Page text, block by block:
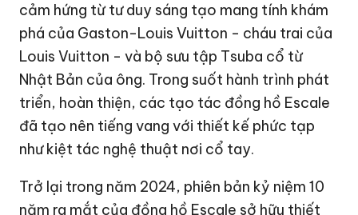
cảm hứng từ tư duy sáng tạo mang tính khám
phá của Gaston-Louis Vuitton - cháu trai của
Louis Vuitton - và bộ sưu tập Tsuba cổ từ
Nhật Bản của ông. Trong suốt hành trình phát
triển, hoàn thiện, các tạo tác đồng hồ Escale
đã tạo nên tiếng vang với thiết kế phức tạp
như kiệt tác nghệ thuật nơi cổ tay.
Trở lại trong năm 2024, phiên bản kỷ niệm 10
năm ra mắt của đồng hồ Escale sở hữu thiết